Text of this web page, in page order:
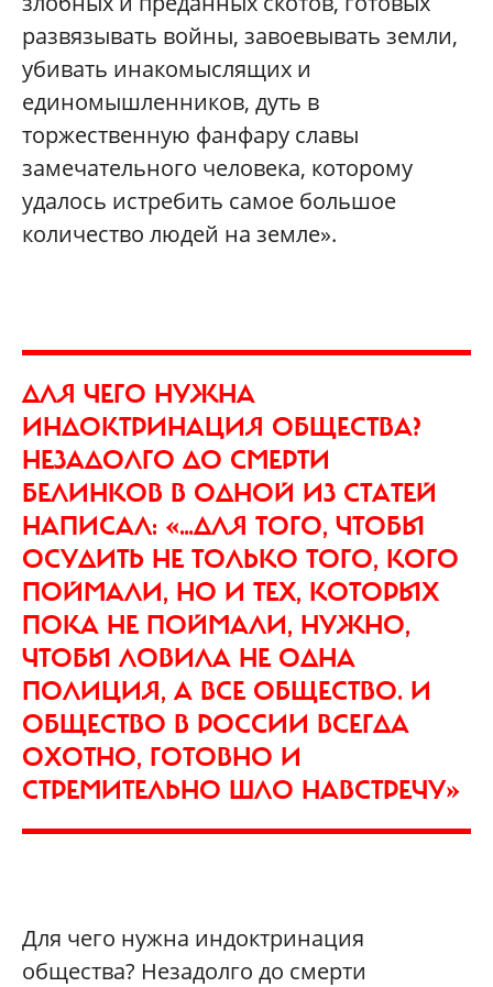
развязывать войны, завоевывать земли,
убивать инакомыслящих и
единомышленников, дуть в
торжественную фанфару славы
замечательного человека, которому
удалось истребить самое большое
количество людей на земле».
ДЛЯ ЧЕГО НУЖНА
ИНДОКТРИНАЦИЯ ОБЩЕСТВА?
НЕЗАДОЛГО ДО СМЕРТИ
БЕЛИНКОВ В ОДНОЙ ИЗ СТАТЕЙ
НАПИСАЛ: «…ДЛЯ ТОГО, ЧТОБЫ
ОСУДИТЬ НЕ ТОЛЬКО ТОГО, КОГО
ПОЙМАЛИ, НО И ТЕХ, КОТОРЫХ
ПОКА НЕ ПОЙМАЛИ, НУЖНО,
ЧТОБЫ ЛОВИЛА НЕ ОДНА
ПОЛИЦИЯ, А ВСЕ ОБЩЕСТВО. И
ОБЩЕСТВО В РОССИИ ВСЕГДА
ОХОТНО, ГОТОВНО И
СТРЕМИТЕЛЬНО ШЛО НАВСТРЕЧУ»
Для чего нужна индоктринация
общества? Незадолго до смерти